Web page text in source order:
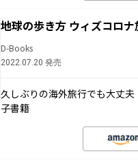
地球の歩き方 ウィズコロ
D-Books
2022.07.20 発売
久しぶりの海外旅行でも大丈
子書籍